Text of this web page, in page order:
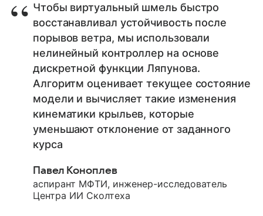
Чтобы виртуальный шмель быстро
восстанавливал устойчивость после
порывов ветра, мы использовали
нелинейный контроллер на основе
дискретной функции Ляпунова.
Алгоритм оценивает текущее состояние
модели и вычисляет такие изменения
кинематики крыльев, которые
уменьшают отклонение от заданного
курса
Павел Коноплев
аспирант МФТИ, инженер-исследователь
Центра ИИ Сколтеха